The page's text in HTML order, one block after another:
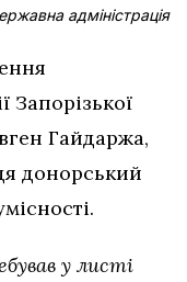
адміністрація
Запорізької
Гайдаржа,
донорський
у листі